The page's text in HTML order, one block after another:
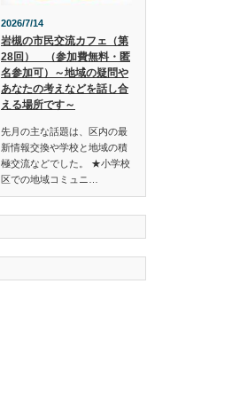
2026/7/14
岩槻の市民交流カフェ（第
28回） （参加費無料・匿
名参加可）～地域の疑問や
あなたの考えなどを話し合
える場所です～
先月の主な話題は、区内の最
新情報交換や学校と地域の積
極交流などでした。 ★小学校
区での地域コミュニ…